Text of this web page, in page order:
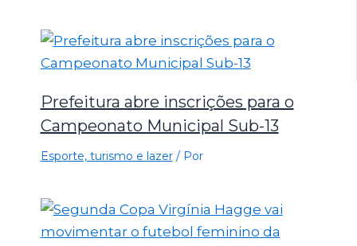
Prefeitura abre inscrições para o
Campeonato Municipal Sub-13
Esporte, turismo e lazer/ Por